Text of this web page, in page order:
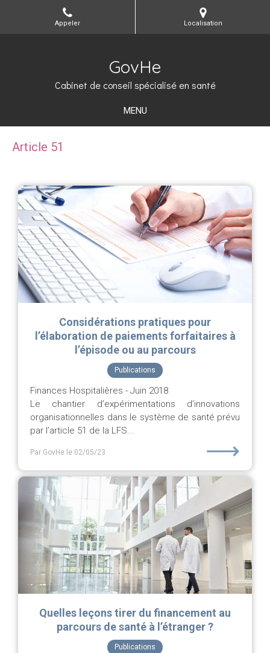
Appeler Localisation
GovHe
Cabinet de conseil spécialisé en santé
MENU
Article 51
Considérations pratiques pour
l’élaboration de paiements forfaitaires à
l’épisode ou au parcours
Publications
Finances Hospitalières - Juin 2018
Le chantier d’expérimentations d’innovations
organisationnelles dans le système de santé prévu
par l’article 51 de la LFS...
Par GovHe le 02/05/23 ⟶
Quelles leçons tirer du financement au
parcours de santé à l’étranger ?
Publications